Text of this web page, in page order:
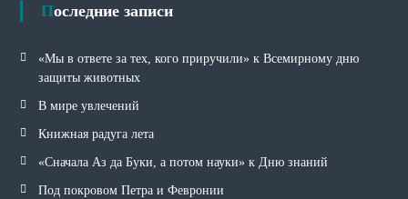
Последние записи
«Мы в ответе за тех, кого приручили» к Всемирному дню
защиты животных
В мире увлечений
Книжная радуга лета
«Сначала Аз да Буки, а потом науки» к Дню знаний
Под покровом Петра и Февронии